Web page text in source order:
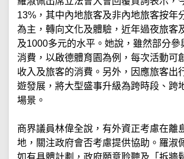
13%，其中內地旅客及非內地旅客按年
為主，轉向文化及體驗，近年過夜旅客
及1000多元的水平。她說，雖然部分
消費，以啟德體育園為例，每次活動可
收入及旅客的消費。另外，因應旅客出
遊發展，將大型盛事升級為跨時段、跨
場景。
商界議員林偉全說，有外資正考慮在離
地，關注政府會否考慮提供協助。羅淑
如有具體計劃，政府願意聆聽及「拆牆